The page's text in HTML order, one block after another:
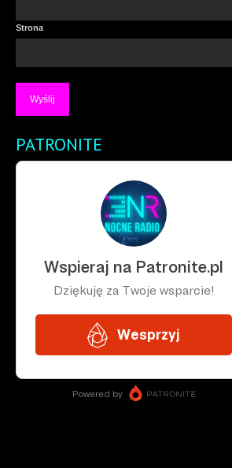
Strona
PATRONITE